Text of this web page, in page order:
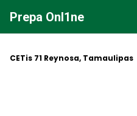
contenido
Prepa Onl1ne
CETis 71 Reynosa, Tamaulipas